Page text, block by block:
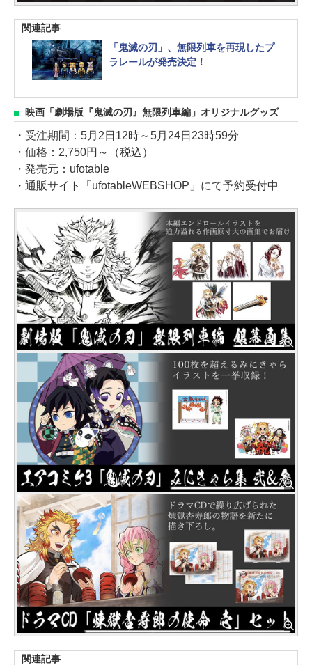
関連記事
「鬼滅の刃」、無限列車を再現したプ
ラレールが発売決定！
映画「劇場版『鬼滅の刃』無限列車編」オリジナルグッズ
・受注期間：5月2日12時～5月24日23時59分
・価格：2,750円～（税込）
・発売元：ufotable
・通販サイト「ufotableWEBSHOP」にて予約受付中
関連記事